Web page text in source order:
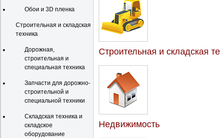
Обои и 3D пленка
Строительная и складская
техника
Дорожная,
строительная и
специальная техника
Запчасти для дорожно-
строительной и
специальной техники
Складская техника и
складское
оборудование
Строительная и складская
Недвижимость